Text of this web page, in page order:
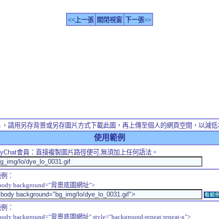
<<上一張 關閉視窗 下一張>>
請用另存背景或另存圖片方式下載此圖，再上傳至個人的網頁空間，以減低
使用範例
會員：直接複製圖片路徑便可,無須加上任何語法。
：
background="背景底圖網址">
看範例
：
background="背景底圖網址" style="background-repeat:repeat-x">